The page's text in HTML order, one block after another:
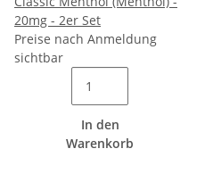
20mg - 2er Set
Preise nach Anmeldung
sichtbar
In den
Warenkorb